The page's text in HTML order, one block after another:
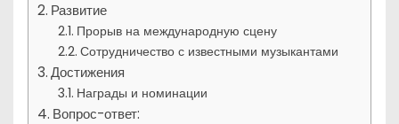
Развитие
Прорыв на международную сцену
Сотрудничество с известными музыкантами
Достижения
Награды и номинации
Вопрос-ответ: